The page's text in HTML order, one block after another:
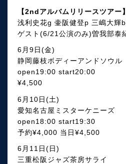
【2ndアルバムリリースツアー】
浅利史花g 壷阪健登p 三嶋大輝
ゲスト(6/21公演のみ)曽我部泰
6月9日(金)
静岡藤枝ボディーアンドソウル
open19:00 start20:00
¥4,500
6月10日(土)
愛知名古屋ミスターケニーズ
open18:00 start19:30
予約¥4,000 当日¥4,500
6月11日(日)
三重松阪ジャズ茶房サライ